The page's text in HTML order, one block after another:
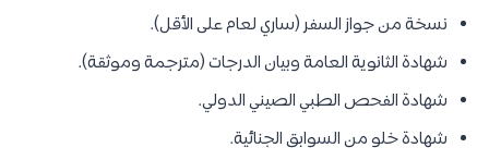
نسخة من جواز السفر (ساري لعام على الأقل).
شهادة الثانوية العامة وبيان الدرجات (مترجمة وموثقة).
شهادة الفحص الطبي الصيني الدولي.
شهادة خلو من السوابق الجنائية.